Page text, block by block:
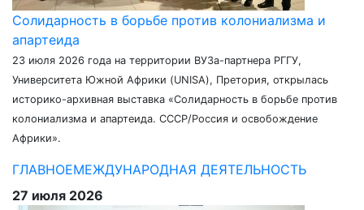
Солидарность в борьбе против колониализма и
апартеида
23 июля 2026 года на территории ВУЗа-партнера РГГУ,
Университета Южной Африки (UNISA), Претория, открылась
историко-архивная выставка «Солидарность в борьбе против
колониализма и апартеида. СССР/Россия и освобождение
Африки».
ГЛАВНОЕМЕЖДУНАРОДНАЯ ДЕЯТЕЛЬНОСТЬ
27 июля 2026